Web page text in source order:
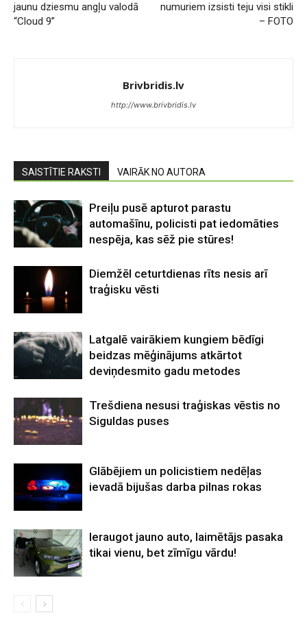
jaunu dziesmu angļu valodā
“Cloud 9”
numuriem izsisti teju visi stikli
– FOTO
Brivbridis.lv
http://www.brivbridis.lv
SAISTĪTIE RAKSTI VAIRĀK NO AUTORA
Preiļu pusē apturot parastu
automašīnu, policisti pat iedomāties
nespēja, kas sēž pie stūres!
Diemžēl ceturtdienas rīts nesis arī
traģisku vēsti
Latgalē vairākiem kungiem bēdīgi
beidzas mēģinājums atkārtot
deviņdesmito gadu metodes
Trešdiena nesusi traģiskas vēstis no
Siguldas puses
Glābējiem un policistiem nedēļas
ievadā bijušas darba pilnas rokas
Ieraugot jauno auto, laimētājs pasaka
tikai vienu, bet zīmīgu vārdu!